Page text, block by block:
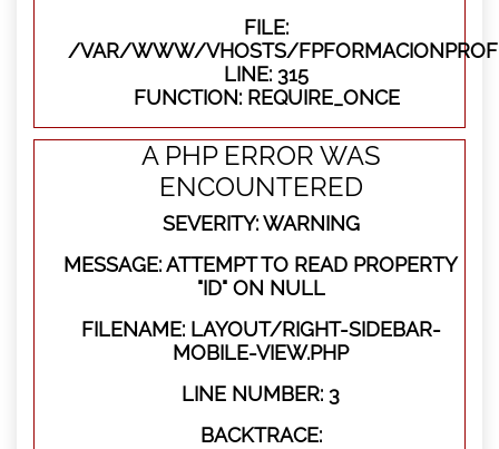
FILE:
/VAR/WWW/VHOSTS/
LINE: 315
FUNCTION: REQUIRE_ONCE
A PHP ERROR WAS
ENCOUNTERED
SEVERITY: WARNING
MESSAGE: ATTEMPT TO READ PROPERTY
"ID" ON NULL
FILENAME: LAYOUT/RIGHT-SIDEBAR-
MOBILE-VIEW.PHP
LINE NUMBER: 3
BACKTRACE: